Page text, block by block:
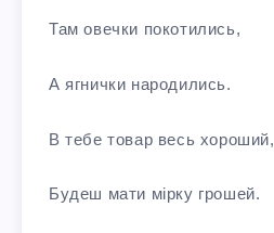
Там овечки покотились,
А ягнички народились.
В тебе товар весь хороший,
Будеш мати мірку грошей.